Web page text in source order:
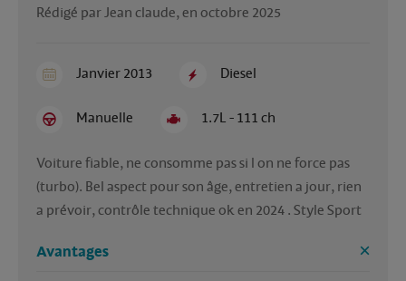
Rédigé par Jean claude, en octobre 2025
Janvier 2013 Diesel
Manuelle 1.7L - 111 ch
Voiture fiable, ne consomme pas si l on ne force pas
(turbo). Bel aspect pour son âge, entretien a jour, rien
a prévoir, contrôle technique ok en 2024 . Style Sport
Avantages